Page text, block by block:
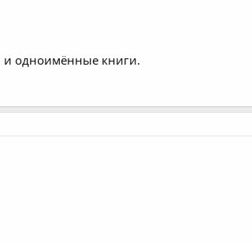
и одноимённые книги.